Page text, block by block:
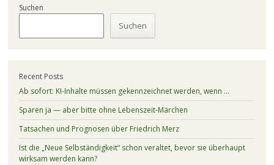
Suchen
Suchen
Recent Posts
Ab sofort: KI-Inhalte müssen gekennzeichnet werden, wenn …
Sparen ja — aber bitte ohne Lebenszeit-Märchen
Tatsachen und Prognosen über Friedrich Merz
Ist die „Neue Selbständigkeit“ schon veraltet, bevor sie überhaupt
wirksam werden kann?